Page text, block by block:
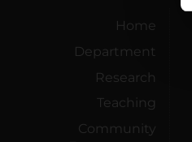
Home
Department
Research
Teaching
Community